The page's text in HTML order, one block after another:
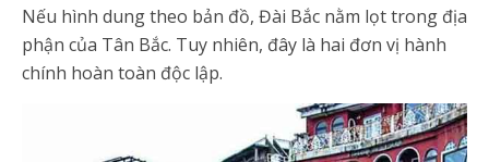
Nếu hình dung theo bản đồ, Đài Bắc nằm lọt trong địa
phận của Tân Bắc. Tuy nhiên, đây là hai đơn vị hành
chính hoàn toàn độc lập.